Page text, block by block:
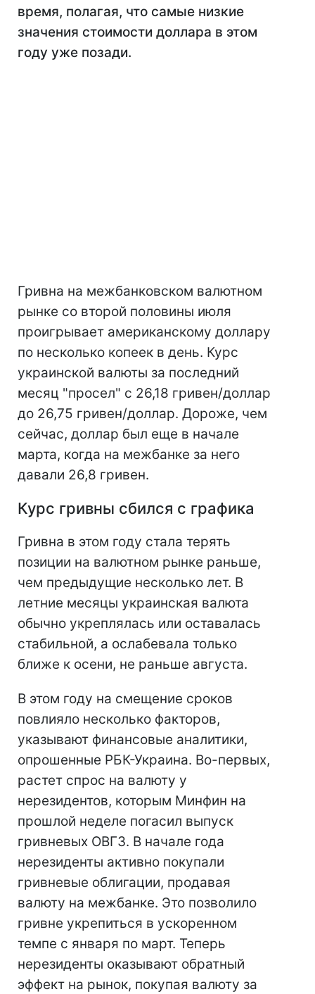
время, полагая, что самые низкие
значения стоимости доллара в этом
году уже позади.
Гривна на межбанковском валютном
рынке со второй половины июля
проигрывает американскому доллару
по несколько копеек в день. Курс
украинской валюты за последний
месяц "просел" с 26,18 гривен/доллар
до 26,75 гривен/доллар. Дороже, чем
сейчас, доллар был еще в начале
марта, когда на межбанке за него
давали 26,8 гривен.
Курс гривны сбился с графика
Гривна в этом году стала терять
позиции на валютном рынке раньше,
чем предыдущие несколько лет. В
летние месяцы украинская валюта
обычно укреплялась или оставалась
стабильной, а ослабевала только
ближе к осени, не раньше августа.
В этом году на смещение сроков
повлияло несколько факторов,
указывают финансовые аналитики,
опрошенные РБК-Украина. Во-первых,
растет спрос на валюту у
нерезидентов, которым Минфин на
прошлой неделе погасил выпуск
гривневых ОВГЗ. В начале года
нерезиденты активно покупали
гривневые облигации, продавая
валюту на межбанке. Это позволило
гривне укрепиться в ускоренном
темпе с января по март. Теперь
нерезиденты оказывают обратный
эффект на рынок, покупая валюту за